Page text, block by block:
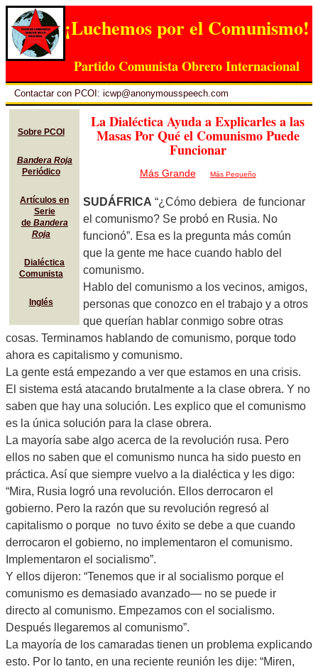
¡Luchemos por el Comunismo!
Partido Comunista Obrero Internacional
Contactar con PCOI: icwp@anonymousspeech.com
Sobre PCOI
Bandera Roja
Periódico
Artículos en
Serie
de Bandera
Roja
Dialéctica
Comunista
Inglés
La Dialéctica Ayuda a Explicarles a las
Masas Por Qué el Comunismo Puede
Funcionar
Más Grande Más Pequeño
SUDÁFRICA “¿Cómo debiera de funcionar
el comunismo? Se probó en Rusia. No
funcionó”. Esa es la pregunta más común
que la gente me hace cuando hablo del
comunismo.
Hablo del comunismo a los vecinos, amigos,
personas que conozco en el trabajo y a otros
que querían hablar conmigo sobre otras
cosas. Terminamos hablando de comunismo, porque todo
ahora es capitalismo y comunismo.
La gente está empezando a ver que estamos en una crisis.
El sistema está atacando brutalmente a la clase obrera. Y no
saben que hay una solución. Les explico que el comunismo
es la única solución para la clase obrera.
La mayoría sabe algo acerca de la revolución rusa. Pero
ellos no saben que el comunismo nunca ha sido puesto en
práctica. Así que siempre vuelvo a la dialéctica y les digo:
“Mira, Rusia logró una revolución. Ellos derrocaron el
gobierno. Pero la razón que su revolución regresó al
capitalismo o porque no tuvo éxito se debe a que cuando
derrocaron el gobierno, no implementaron el comunismo.
Implementaron el socialismo”.
Y ellos dijeron: “Tenemos que ir al socialismo porque el
comunismo es demasiado avanzado— no se puede ir
directo al comunismo. Empezamos con el socialismo.
Después llegaremos al comunismo”.
La mayoría de los camaradas tienen un problema explicando
esto. Por lo tanto, en una reciente reunión les dije: “Miren,